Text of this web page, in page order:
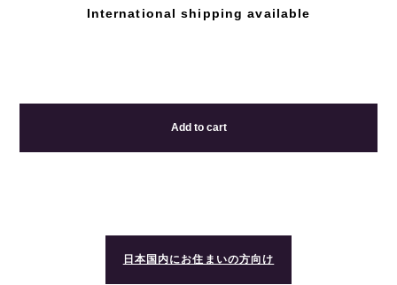
International shipping available
Add to cart
日本国内にお住まいの方向け